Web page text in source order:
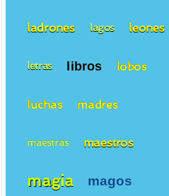
ladrones lagos leones
letras libros lobos
luchas madres
maestras maestros
magia magos